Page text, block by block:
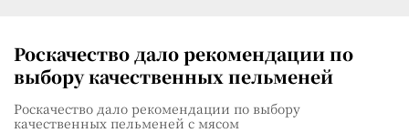
Роскачество дало рекомендации по
выбору качественных пельменей
Роскачество дало рекомендации по выбору
качественных пельменей с мясом